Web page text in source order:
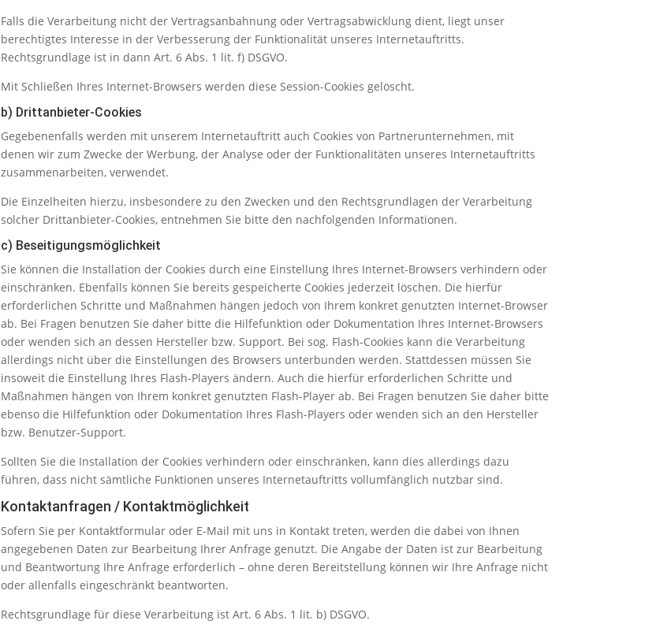
Falls die Verarbeitung nicht der Vertragsanbahnung oder Vertragsabwicklung dient, liegt unser
berechtigtes Interesse in der Verbesserung der Funktionalität unseres Internetauftritts.
Rechtsgrundlage ist in dann Art. 6 Abs. 1 lit. f) DSGVO.
Mit Schließen Ihres Internet-Browsers werden diese Session-Cookies gelöscht.
b) Drittanbieter-Cookies
Gegebenenfalls werden mit unserem Internetauftritt auch Cookies von Partnerunternehmen, mit
denen wir zum Zwecke der Werbung, der Analyse oder der Funktionalitäten unseres Internetauftritts
zusammenarbeiten, verwendet.
Die Einzelheiten hierzu, insbesondere zu den Zwecken und den Rechtsgrundlagen der Verarbeitung
solcher Drittanbieter-Cookies, entnehmen Sie bitte den nachfolgenden Informationen.
c) Beseitigungsmöglichkeit
Sie können die Installation der Cookies durch eine Einstellung Ihres Internet-Browsers verhindern oder
einschränken. Ebenfalls können Sie bereits gespeicherte Cookies jederzeit löschen. Die hierfür
erforderlichen Schritte und Maßnahmen hängen jedoch von Ihrem konkret genutzten Internet-Browser
ab. Bei Fragen benutzen Sie daher bitte die Hilfefunktion oder Dokumentation Ihres Internet-Browsers
oder wenden sich an dessen Hersteller bzw. Support. Bei sog. Flash-Cookies kann die Verarbeitung
allerdings nicht über die Einstellungen des Browsers unterbunden werden. Stattdessen müssen Sie
insoweit die Einstellung Ihres Flash-Players ändern. Auch die hierfür erforderlichen Schritte und
Maßnahmen hängen von Ihrem konkret genutzten Flash-Player ab. Bei Fragen benutzen Sie daher bitte
ebenso die Hilfefunktion oder Dokumentation Ihres Flash-Players oder wenden sich an den Hersteller
bzw. Benutzer-Support.
Sollten Sie die Installation der Cookies verhindern oder einschränken, kann dies allerdings dazu
führen, dass nicht sämtliche Funktionen unseres Internetauftritts vollumfänglich nutzbar sind.
Kontaktanfragen / Kontaktmöglichkeit
Sofern Sie per Kontaktformular oder E-Mail mit uns in Kontakt treten, werden die dabei von Ihnen
angegebenen Daten zur Bearbeitung Ihrer Anfrage genutzt. Die Angabe der Daten ist zur Bearbeitung
und Beantwortung Ihre Anfrage erforderlich – ohne deren Bereitstellung können wir Ihre Anfrage nicht
oder allenfalls eingeschränkt beantworten.
Rechtsgrundlage für diese Verarbeitung ist Art. 6 Abs. 1 lit. b) DSGVO.